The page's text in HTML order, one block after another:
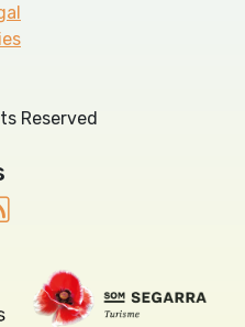
Reserved